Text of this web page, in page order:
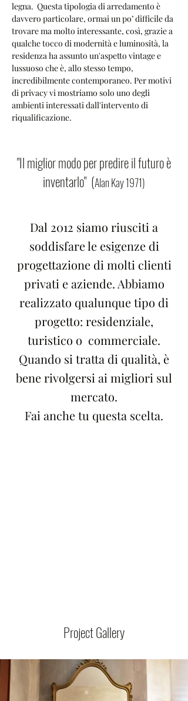
legna.  Questa tipologia di arredamento è
davvero particolare, ormai un po’ difficile da
trovare ma molto interessante, così, grazie a
qualche tocco di modernità e luminosità, la
residenza ha assunto un'aspetto vintage e
lussuoso che è, allo stesso tempo,
incredibilmente contemporaneo. Per motivi
di privacy vi mostriamo solo uno degli
ambienti interessati dall'intervento di
riqualificazione.
"Il miglior modo per predire il futuro è
inventarlo" (Alan Kay 1971)
Dal 2012 siamo riusciti a
soddisfare le esigenze di
progettazione di molti clienti
privati e aziende. Abbiamo
realizzato qualunque tipo di
progetto: residenziale,
turistico o commerciale.
Quando si tratta di qualità, è
bene rivolgersi ai migliori sul
mercato.
Fai anche tu questa scelta.
Project Gallery